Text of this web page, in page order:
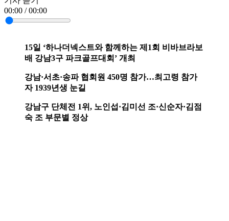
00:00 / 00:00
15일 ‘하나더넥스트와 함께하는 제1회 비바브라보
배 강남3구 파크골프대회’ 개최
강남·서초·송파 협회원 450명 참가…최고령 참가
자 1939년생 눈길
강남구 단체전 1위, 노인섭·김미선 조·신순자·김점
숙 조 부문별 정상